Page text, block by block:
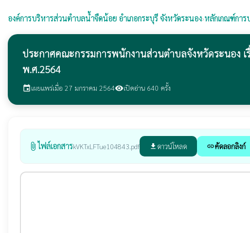
องค์การบริหารส่วนตำบลน้ำจืดน้อย อำเภอกระบุรี จังหวัดระนอง›หลักเกณฑ์กา
ประกาศคณะกรรมการพนักงานส่วนตำบลจังหวัดระนอง
พ.ศ.2564
eventเผยแพร่เมื่อ 27 มกราคม 2564visibilityเปิดอ่าน 640 ครั้ง
attach_file ไฟล์เอกสารkVKTxLFTue104843.pdf file_download ดาวน์โหลด linkคัดลอกลิงก์